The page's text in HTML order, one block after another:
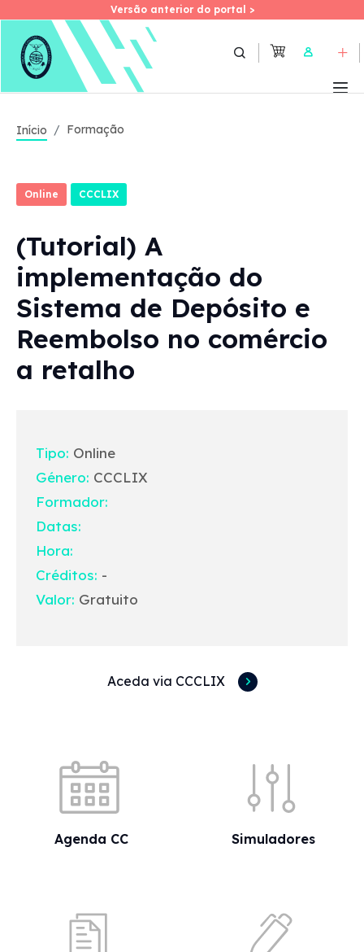
Skip
Versão anterior do portal >
Versão anterior do portal >
User
Início Formação
Online CCCLIX
(Tutorial) A
implementação do
Sistema de Depósito e
Reembolso no comércio
a retalho
Tipo: Online
Género: CCCLIX
Formador:
Datas:
Hora:
Créditos: -
Valor: Gratuito
Aceda via CCCLIX
Agenda CC Simuladores